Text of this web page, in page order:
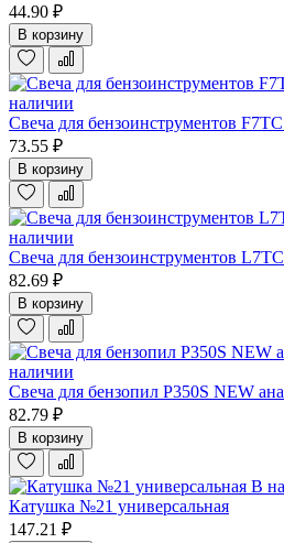
44.90 ₽
В корзину
наличии
Свеча для бензоинструментов
73.55 ₽
В корзину
наличии
Свеча для бензоинструментов
82.69 ₽
В корзину
наличии
Свеча для бензопил P350S NEW
82.79 ₽
В корзину
В
Катушка №21 универсальная
147.21 ₽